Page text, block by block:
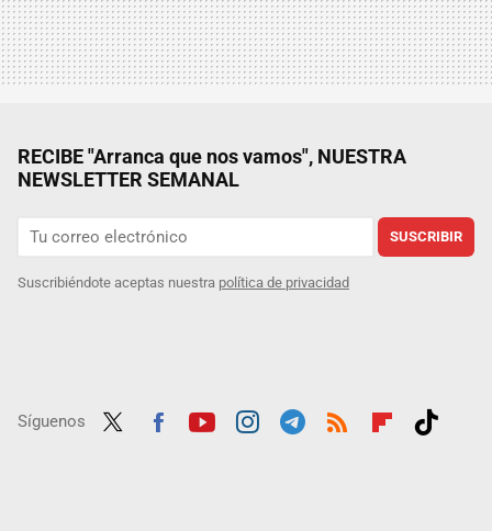
RECIBE "Arranca que nos vamos", NUESTRA
NEWSLETTER SEMANAL
SUSCRIBIR
Suscribiéndote aceptas nuestra política de privacidad
Síguenos